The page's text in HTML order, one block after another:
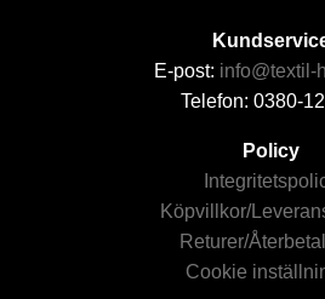
E-post: info@textil-
Telefon: 0380-
Policy
Köpvillkor/
Returer/
Cookie